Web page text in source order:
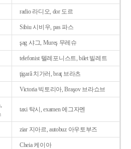
radio 라디오, dor 도르
Sibiu 시비우, pas 파스
şag 샤그, Mureş 무레슈
telefonist 텔레포니스트, bilet 빌레트
ţigarǎ 치가러, braţ 브라츠
Victoria 빅토리아, Braşov 브라쇼브
taxi 탁시, examen 에그자멘
ziar 지아르, autobuz 아우토부즈
Cheia 케이아